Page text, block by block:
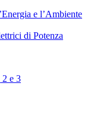
e l’Ambiente
di Potenza
e 3